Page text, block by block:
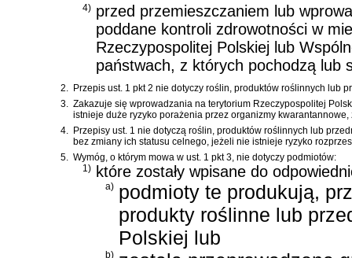
4) przed przemieszczaniem lub
poddane kontroli zdrowotności w
Rzeczypospolitej Polskiej lub
państwach, z których pochodzą lub
2.
Przepis ust. 1 pkt 2 nie dotyczy roślin, produktów roślinnych lub
3.
Zakazuje się wprowadzania na terytorium Rzeczypospolitej
istnieje duże ryzyko porażenia przez organizmy kwarantannowe,
4.
Przepisy ust. 1 nie dotyczą roślin, produktów roślinnych lub
bez zmiany ich statusu celnego, jeżeli nie istnieje ryzyko
5.
Wymóg, o którym mowa w ust. 1 pkt 3, nie dotyczy podmiotów:
1) które zostały wpisane do
a) podmioty te produkują,
produkty roślinne lub
Polskiej lub
b)